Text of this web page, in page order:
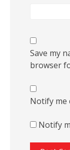
Save my
browser
Notify me
Notify